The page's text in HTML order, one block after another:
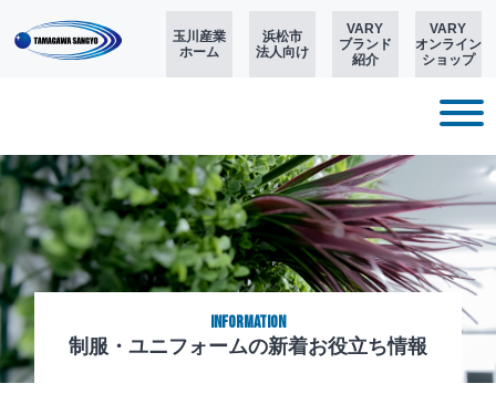
玉川産業
ホーム
浜松市
法人向け
VARY
ブランド
紹介
VARY
オンライン
ショップ
制服・ユニフォームの新着お役立ち情報
Information